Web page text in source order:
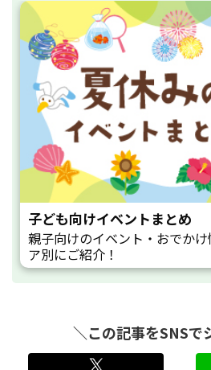
子ども向けイベントまとめ
親子向けのイベント・おでかけ
ア別にご紹介！
＼この記事をSNSで